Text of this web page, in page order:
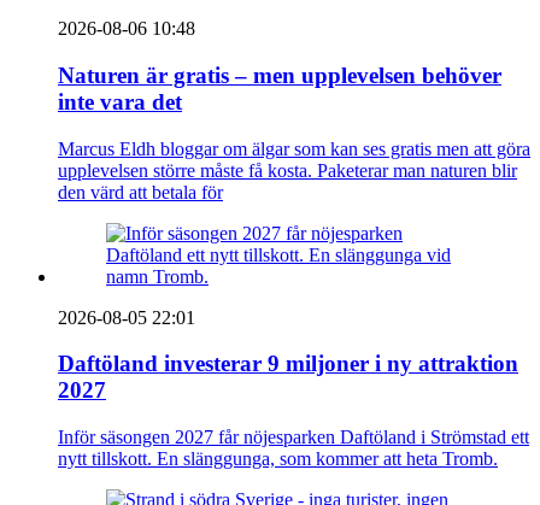
2026-08-06 10:48
Naturen är gratis – men upplevelsen behöver
inte vara det
Marcus Eldh bloggar om älgar som kan ses gratis men att göra
upplevelsen större måste få kosta. Paketerar man naturen blir
den värd att betala för
2026-08-05 22:01
Daftöland investerar 9 miljoner i ny attraktion
2027
Inför säsongen 2027 får nöjesparken Daftöland i Strömstad ett
nytt tillskott. En slänggunga, som kommer att heta Tromb.